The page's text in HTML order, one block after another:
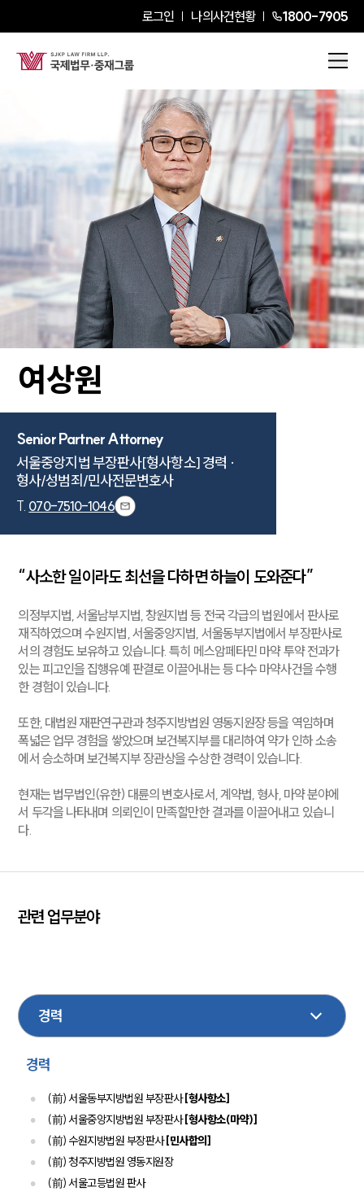
로그인 나의사건현황 1800-7905
대륜소개
오시는 길
사례분석/최신동향
업무분야
해외이민 업무
여상원 Senior Partner Attorney
여상원
Senior Partner Attorney
서울중앙지법 부장판사[형사항소] 경력 ·
형사/성범죄/민사전문변호사
T. 070-7510-1046
“사소한 일이라도 최선을 다하면 하늘이 도와준다”
의정부지법, 서울남부지법, 창원지법 등 전국 각급의 법원에서 판사로
재직하였으며 수원지법, 서울중앙지법, 서울동부지법에서 부장판사로
서의 경험도 보유하고 있습니다. 특히 메스암페타민 마약 투약 전과가
있는 피고인을 집행유예 판결로 이끌어내는 등 다수 마약사건을 수행
한 경험이 있습니다.
또한, 대법원 재판연구관과 청주지방법원 영동지원장 등을 역임하며
폭넓은 업무 경험을 쌓았으며 보건복지부를 대리하여 약가 인하 소송
에서 승소하며 보건복지부 장관상을 수상한 경력이 있습니다.
현재는 법무법인(유한) 대륜의 변호사로서, 계약법, 형사, 마약 분야에
서 두각을 나타내며 의뢰인이 만족할만한 결과를 이끌어내고 있습니
다.
관련 업무분야
경력
(前) 서울동부지방법원 부장판사[형사항소]
(前) 서울중앙지방법원 부장판사[형사항소(마약)]
(前) 수원지방법원 부장판사[민사합의]
(前) 청주지방법원 영동지원장
(前) 서울고등법원 판사